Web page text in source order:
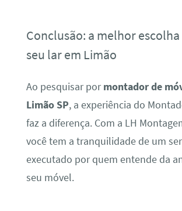
Conclusão: a melhor escolha
seu lar em Limão
Ao pesquisar pormontador de
Limão SP, a experiência do
faz a diferença. Com a LH
você tem a tranquilidade de um
executado por quem entende da
seu móvel.